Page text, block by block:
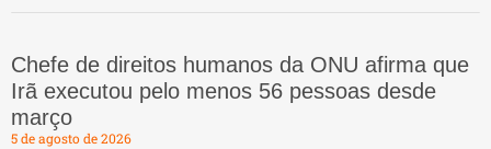
Chefe de direitos humanos da ONU afirma que
Irã executou pelo menos 56 pessoas desde
março
5 de agosto de 2026